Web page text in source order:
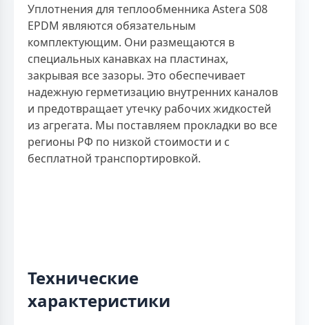
Уплотнения для теплообменника Astera S08
EPDM являются обязательным
комплектующим. Они размещаются в
специальных канавках на пластинах,
закрывая все зазоры. Это обеспечивает
надежную герметизацию внутренних каналов
и предотвращает утечку рабочих жидкостей
из агрегата. Мы поставляем прокладки во все
регионы РФ по низкой стоимости и с
бесплатной транспортировкой.
Технические
характеристики